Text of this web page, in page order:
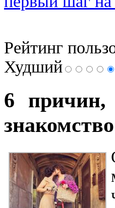
Рейтинг
Худший
6